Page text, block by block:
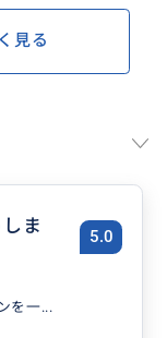
見る
ま
5.0
を一...